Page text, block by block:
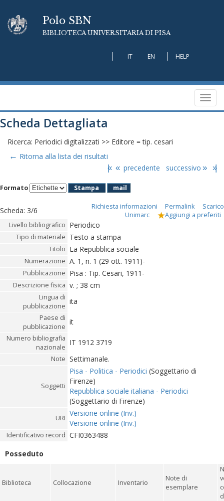
Polo SBN
BIBLIOTECA UNIVERSITARIA DI PISA
IT EN HELP
Scheda Dettagliata
Ricerca: Periodici digitalizzati >> Editore = tip. cesari
← Ritorna alla lista dei risultati
|« « precedente successivo » »|
Formato Stampa mail
Scheda: 3/6 Richiesta informazioni Permalink
Scarico
Unimarc
Aggiungi a preferiti
Livello bibliografico Periodico
Tipo di materiale Testo a stampa
Titolo La Repubblica sociale
Numerazione A. 1, n. 1 (29 ott. 1911)-
Pubblicazione Pisa : Tip. Cesari, 1911-
Descrizione fisica v. ; 38 cm
Lingua di
pubblicazione
ita
Paese di
pubblicazione
it
Numero bibliografia
nazionale
IT 1912 3719
Note Settimanale.
Soggetti
Pisa - Politica - Periodici (Soggettario di
Firenze)
Repubblica sociale italiana - Periodici
(Soggettario di Firenze)
URI
Versione online (Inv.)
Versione online (Inv.)
Identificativo record CFI0363488
Posseduto
Biblioteca Collocazione Inventario
Note di
esemplare